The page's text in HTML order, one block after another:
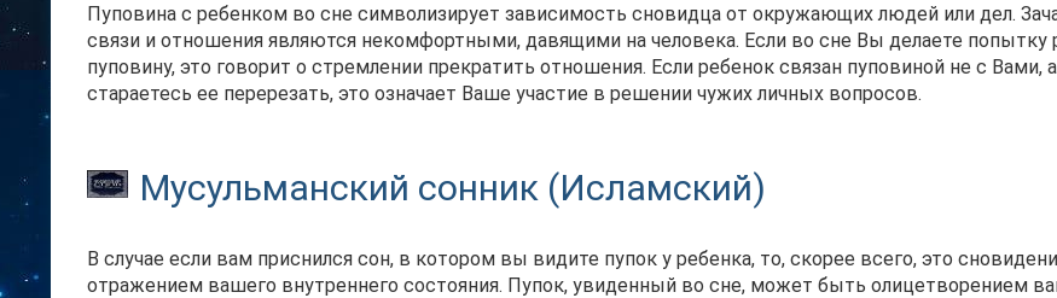
Пуповина с ребенком во сне символизирует зависимость сновидца от окружающих людей или дел.
связи и отношения являются некомфортными, давящими на человека. Если во сне Вы делаете попытку
пуповину, это говорит о стремлении прекратить отношения. Если ребенок связан пуповиной не с Вами,
стараетесь ее перерезать, это означает Ваше участие в решении чужих личных вопросов.
Мусульманский сонник (Исламский)
В случае если вам приснился сон, в котором вы видите пупок у ребенка, то, скорее всего, это
отражением вашего внутреннего состояния. Пупок, увиденный во сне, может быть олицетворением